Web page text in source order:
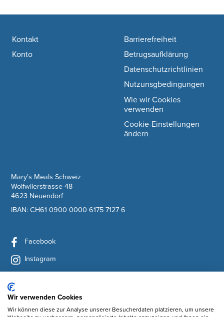
Footer navigation
Mary's Meals Schweiz
Wolfwilerstrasse 48
4623 Neuendorf
IBAN: CH61 0900 0000 6175 7127 6
Kontakt
Konto
Barrierefreiheit
Betrugsaufklärung
Datenschutzrichtlinien
Nutzunsgbedingungen
Wie wir Cookies
verwenden
Cookie-Einstellungen
ändern
Facebook
Instagram
LinkedIn
Newsletter abonnieren
Wir verwenden Cookies
Wir können diese zur Analyse unserer Besucherdaten platzieren, um unsere